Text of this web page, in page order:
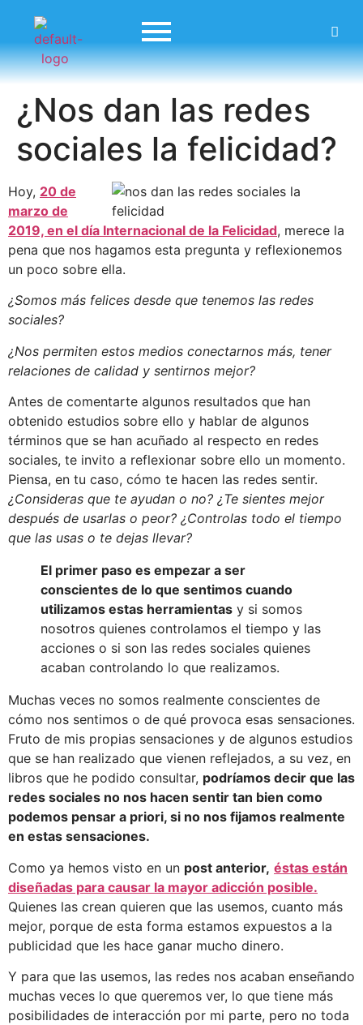
¿Nos dan las redes
sociales la felicidad?
Hoy, 20 de
marzo de
2019, en el día Internacional de la Felicidad, merece la
pena que nos hagamos esta pregunta y reflexionemos
un poco sobre ella.
¿Somos más felices desde que tenemos las redes
sociales?
¿Nos permiten estos medios conectarnos más, tener
relaciones de calidad y sentirnos mejor?
Antes de comentarte algunos resultados que han
obtenido estudios sobre ello y hablar de algunos
términos que se han acuñado al respecto en redes
sociales, te invito a reflexionar sobre ello un momento.
Piensa, en tu caso, cómo te hacen las redes sentir.
¿Consideras que te ayudan o no? ¿Te sientes mejor
después de usarlas o peor? ¿Controlas todo el tiempo
que las usas o te dejas llevar?
El primer paso es empezar a ser
conscientes de lo que sentimos cuando
utilizamos estas herramientas y si somos
nosotros quienes controlamos el tiempo y las
acciones o si son las redes sociales quienes
acaban controlando lo que realizamos.
Muchas veces no somos realmente conscientes de
cómo nos sentimos o de qué provoca esas sensaciones.
Fruto de mis propias sensaciones y de algunos estudios
que se han realizado que vienen reflejados, a su vez, en
libros que he podido consultar, podríamos decir que las
redes sociales no nos hacen sentir tan bien como
podemos pensar a priori, si no nos fijamos realmente
en estas sensaciones.
Como ya hemos visto en un post anterior, éstas están
diseñadas para causar la mayor adicción posible.
Quienes las crean quieren que las usemos, cuanto más
mejor, porque de esta forma estamos expuestos a la
publicidad que les hace ganar mucho dinero.
Y para que las usemos, las redes nos acaban enseñando
muchas veces lo que queremos ver, lo que tiene más
posibilidades de interacción por mi parte, pero no toda